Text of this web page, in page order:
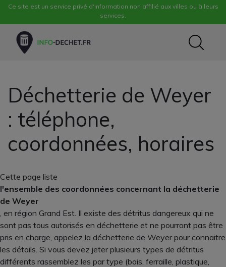
Ce site est un service privé d'information non affilié aux villes ou à leurs
services.
Déchetterie de Weyer
: téléphone,
coordonnées, horaires
Cette page liste
l'ensemble des coordonnées concernant la déchetterie
de Weyer
, en région Grand Est. Il existe des détritus dangereux qui ne
sont pas tous autorisés en déchetterie et ne pourront pas être
pris en charge, appelez la déchetterie de Weyer pour connaitre
les détails. Si vous devez jeter plusieurs types de détritus
différents rassemblez les par type (bois, ferraille, plastique,